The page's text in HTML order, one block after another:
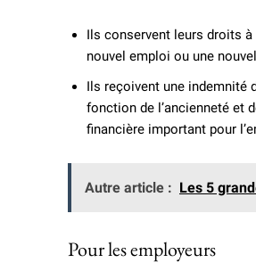
Ils conservent leurs droits
nouvel emploi ou une
Ils reçoivent une indemnité
fonction de l’ancienneté et
financière important pour
Autre article : Les 5
Pour les employeurs